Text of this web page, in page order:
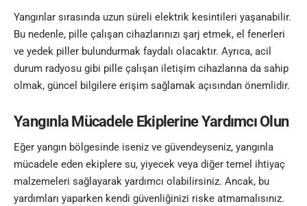
Yangınlar sırasında uzun süreli elektrik kesintileri yaşanabilir.
Bu nedenle, pille çalışan cihazlarınızı şarj etmek, el fenerleri
ve yedek piller bulundurmak faydalı olacaktır. Ayrıca, acil
durum radyosu gibi pille çalışan iletişim cihazlarına da sahip
olmak, güncel bilgilere erişim sağlamak açısından önemlidir.
Yangınla Mücadele Ekiplerine Yardımcı Olun
Eğer yangın bölgesinde iseniz ve güvendeyseniz, yangınla
mücadele eden ekiplere su, yiyecek veya diğer temel ihtiyaç
malzemeleri sağlayarak yardımcı olabilirsiniz. Ancak, bu
yardımları yaparken kendi güvenliğinizi riske atmamalısınız.